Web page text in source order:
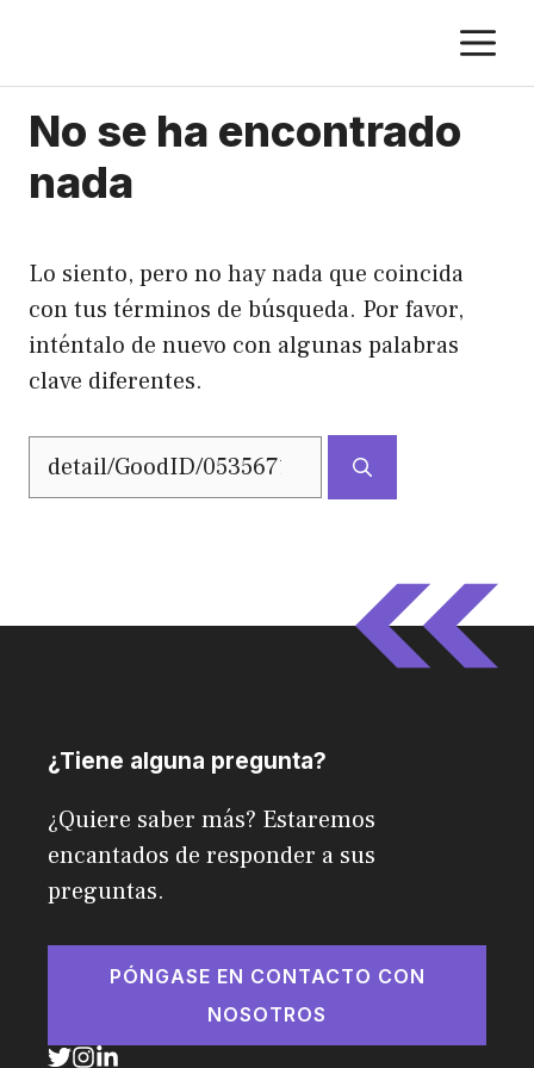
contenido
No se ha encontrado
nada
Lo siento, pero no hay nada que coincida
con tus términos de búsqueda. Por favor,
inténtalo de nuevo con algunas palabras
clave diferentes.
Buscar:
¿Tiene alguna pregunta?
¿Quiere saber más? Estaremos
encantados de responder a sus
preguntas.
PÓNGASE EN CONTACTO CON
NOSOTROS